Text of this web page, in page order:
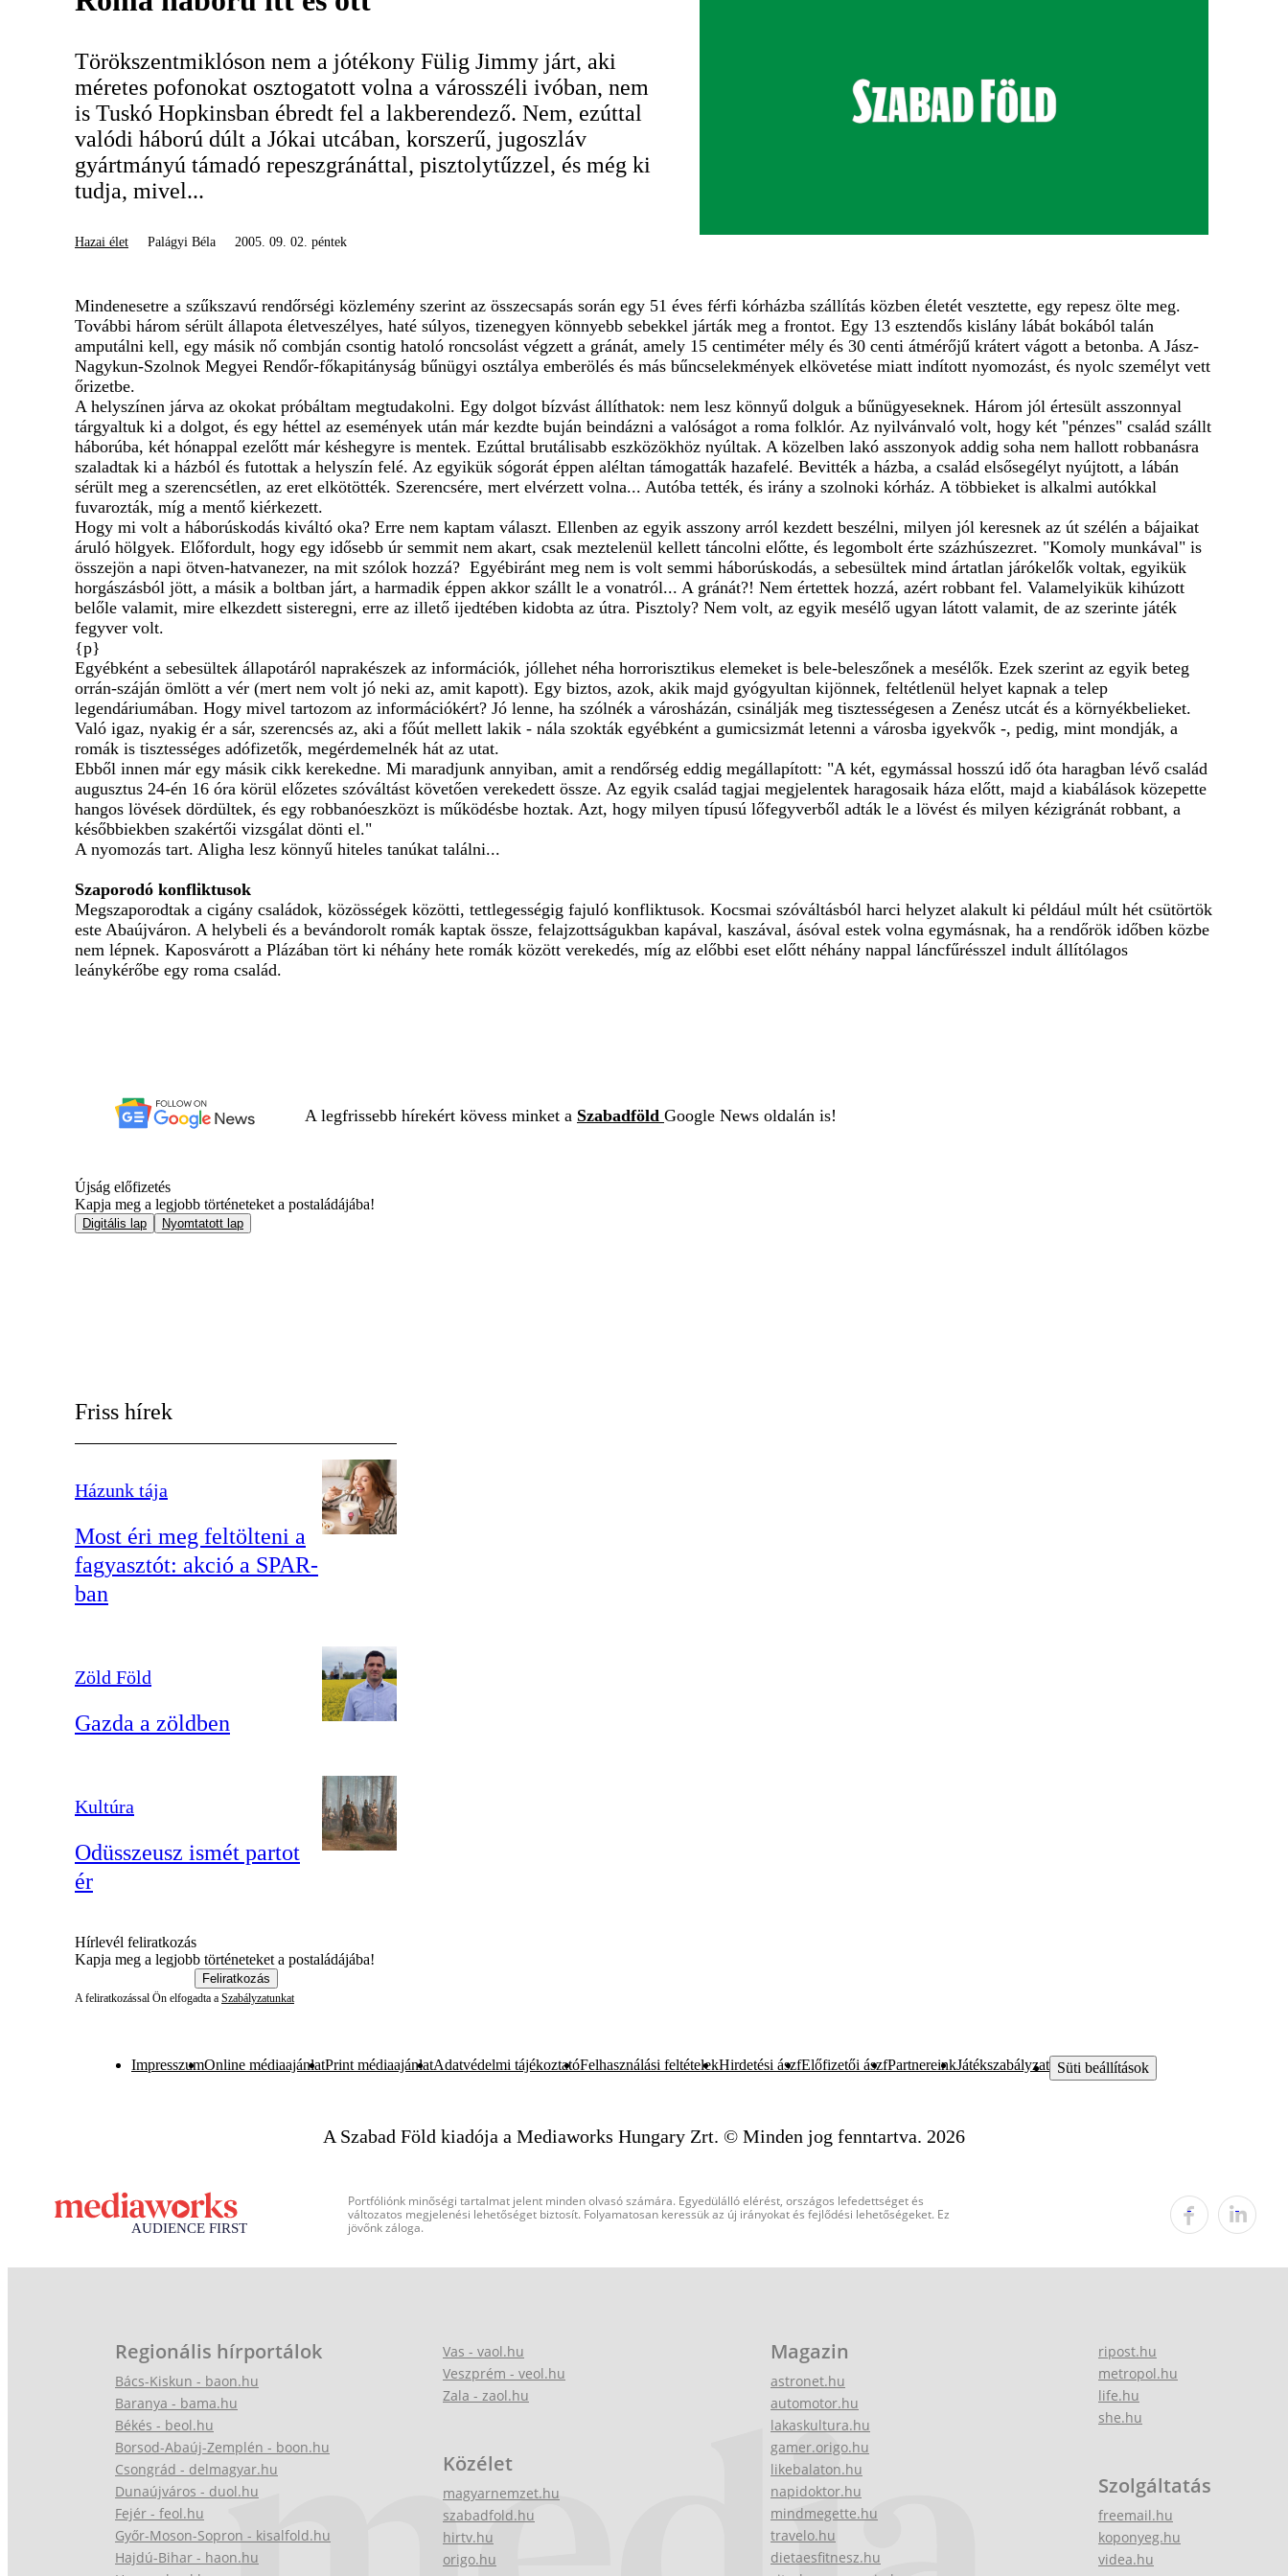
Törökszentmiklóson nem a jótékony Fülig Jimmy járt, aki
méretes pofonokat osztogatott volna a városszéli ivóban, nem
is Tuskó Hopkinsban ébredt fel a lakberendező. Nem, ezúttal
valódi háború dúlt a Jókai utcában, korszerű, jugoszláv
gyártmányú támadó repeszgránáttal, pisztolytűzzel, és még ki
tudja, mivel...
Hazai élet Palágyi Béla 2005. 09. 02. péntek
Mindenesetre a szűkszavú rendőrségi közlemény szerint az összecsapás során egy 51 éves férfi kórházba szállítás közben életét vesztette, egy repesz ölte meg.
További három sérült állapota életveszélyes, haté súlyos, tizenegyen könnyebb sebekkel járták meg a frontot. Egy 13 esztendős kislány lábát bokából talán
amputálni kell, egy másik nő combján csontig hatoló roncsolást végzett a gránát, amely 15 centiméter mély és 30 centi átmérőjű krátert vágott a betonba. A Jász-
Nagykun-Szolnok Megyei Rendőr-főkapitányság bűnügyi osztálya emberölés és más bűncselekmények elkövetése miatt indított nyomozást, és nyolc személyt vett
őrizetbe.
A helyszínen járva az okokat próbáltam megtudakolni. Egy dolgot bízvást állíthatok: nem lesz könnyű dolguk a bűnügyeseknek. Három jól értesült asszonnyal
tárgyaltuk ki a dolgot, és egy héttel az események után már kezdte buján beindázni a valóságot a roma folklór. Az nyilvánvaló volt, hogy két "pénzes" család szállt
háborúba, két hónappal ezelőtt már késhegyre is mentek. Ezúttal brutálisabb eszközökhöz nyúltak. A közelben lakó asszonyok addig soha nem hallott robbanásra
szaladtak ki a házból és futottak a helyszín felé. Az egyikük sógorát éppen aléltan támogatták hazafelé. Bevitték a házba, a család elsősegélyt nyújtott, a lábán
sérült meg a szerencsétlen, az eret elkötötték. Szerencsére, mert elvérzett volna... Autóba tették, és irány a szolnoki kórház. A többieket is alkalmi autókkal
fuvarozták, míg a mentő kiérkezett.
Hogy mi volt a háborúskodás kiváltó oka? Erre nem kaptam választ. Ellenben az egyik asszony arról kezdett beszélni, milyen jól keresnek az út szélén a bájaikat
áruló hölgyek. Előfordult, hogy egy idősebb úr semmit nem akart, csak meztelenül kellett táncolni előtte, és legombolt érte százhúszezret. "Komoly munkával" is
összejön a napi ötven-hatvanezer, na mit szólok hozzá? Egyébiránt meg nem is volt semmi háborúskodás, a sebesültek mind ártatlan járókelők voltak, egyikük
horgászásból jött, a másik a boltban járt, a harmadik éppen akkor szállt le a vonatról... A gránát?! Nem értettek hozzá, azért robbant fel. Valamelyikük kihúzott
belőle valamit, mire elkezdett sisteregni, erre az illető ijedtében kidobta az útra. Pisztoly? Nem volt, az egyik mesélő ugyan látott valamit, de az szerinte játék
fegyver volt.
{p}
Egyébként a sebesültek állapotáról naprakészek az információk, jóllehet néha horrorisztikus elemeket is bele-beleszőnek a mesélők. Ezek szerint az egyik beteg
orrán-száján ömlött a vér (mert nem volt jó neki az, amit kapott). Egy biztos, azok, akik majd gyógyultan kijönnek, feltétlenül helyet kapnak a telep
legendáriumában. Hogy mivel tartozom az információkért? Jó lenne, ha szólnék a városházán, csinálják meg tisztességesen a Zenész utcát és a környékbelieket.
Való igaz, nyakig ér a sár, szerencsés az, aki a főút mellett lakik - nála szokták egyébként a gumicsizmát letenni a városba igyekvők -, pedig, mint mondják, a
romák is tisztességes adófizetők, megérdemelnék hát az utat.
Ebből innen már egy másik cikk kerekedne. Mi maradjunk annyiban, amit a rendőrség eddig megállapított: "A két, egymással hosszú idő óta haragban lévő család
augusztus 24-én 16 óra körül előzetes szóváltást követően verekedett össze. Az egyik család tagjai megjelentek haragosaik háza előtt, majd a kiabálások közepette
hangos lövések dördültek, és egy robbanóeszközt is működésbe hoztak. Azt, hogy milyen típusú lőfegyverből adták le a lövést és milyen kézigránát robbant, a
későbbiekben szakértői vizsgálat dönti el."
A nyomozás tart. Aligha lesz könnyű hiteles tanúkat találni...
Szaporodó konfliktusok
Megszaporodtak a cigány családok, közösségek közötti, tettlegességig fajuló konfliktusok. Kocsmai szóváltásból harci helyzet alakult ki például múlt hét csütörtök
este Abaújváron. A helybeli és a bevándorolt romák kaptak össze, felajzottságukban kapával, kaszával, ásóval estek volna egymásnak, ha a rendőrök időben közbe
nem lépnek. Kaposvárott a Plázában tört ki néhány hete romák között verekedés, míg az előbbi eset előtt néhány nappal láncfűrésszel indult állítólagos
leánykérőbe egy roma család.
A legfrissebb hírekért kövess minket a Szabadföld Google News oldalán is!
Újság előfizetés
Kapja meg a legjobb történeteket a postaládájába!
Digitális lap Nyomtatott lap
Friss hírek
Házunk tája
Most éri meg feltölteni a
fagyasztót: akció a SPAR-
ban
Zöld Föld
Gazda a zöldben
Kultúra
Odüsszeusz ismét partot
ér
Hírlevél feliratkozás
Kapja meg a legjobb történeteket a postaládájába!
Feliratkozás
A feliratkozással Ön elfogadta a Szabályzatunkat
ImpresszumOnline médiaajánlatPrint médiaajánlatAdatvédelmi tájékoztatóFelhasználási feltételekHirdetési ászfElőfizetői ászfPartnereinkJátékszabályzat Süti beállítások
A Szabad Föld kiadója a Mediaworks Hungary Zrt. © Minden jog fenntartva. 2026
Portfóliónk minőségi tartalmat jelent minden olvasó számára. Egyedülálló elérést, országos lefedettséget és
változatos megjelenési lehetőséget biztosít. Folyamatosan keressük az új irányokat és fejlődési lehetőségeket. Ez
jövőnk záloga.
Regionális hírportálok
Bács-Kiskun - baon.hu
Baranya - bama.hu
Békés - beol.hu
Borsod-Abaúj-Zemplén - boon.hu
Csongrád - delmagyar.hu
Dunaújváros - duol.hu
Fejér - feol.hu
Győr-Moson-Sopron - kisalfold.hu
Hajdú-Bihar - haon.hu
Vas - vaol.hu
Veszprém - veol.hu
Zala - zaol.hu
Közélet
magyarnemzet.hu
szabadfold.hu
hirtv.hu
origo.hu
Magazin
astronet.hu
automotor.hu
lakaskultura.hu
gamer.origo.hu
likebalaton.hu
napidoktor.hu
mindmegette.hu
travelo.hu
dietaesfitnesz.hu
ripost.hu
metropol.hu
life.hu
she.hu
Szolgáltatás
freemail.hu
koponyeg.hu
videa.hu